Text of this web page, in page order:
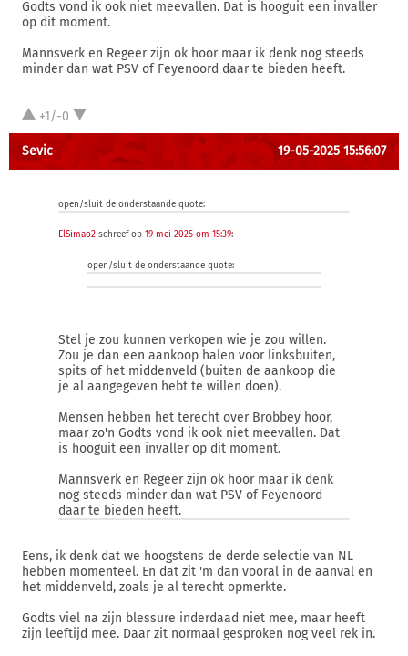
Godts vond ik ook niet meevallen. Dat is hooguit een invaller
op dit moment.
Mannsverk en Regeer zijn ok hoor maar ik denk nog steeds
minder dan wat PSV of Feyenoord daar te bieden heeft.
+1/-0
Sevic 19-05-2025 15:56:07
open/sluit de onderstaande quote:
ElSimao2 schreef op 19 mei 2025 om 15:39:
open/sluit de onderstaande quote:
Stel je zou kunnen verkopen wie je zou willen.
Zou je dan een aankoop halen voor linksbuiten,
spits of het middenveld (buiten de aankoop die
je al aangegeven hebt te willen doen).
Mensen hebben het terecht over Brobbey hoor,
maar zo'n Godts vond ik ook niet meevallen. Dat
is hooguit een invaller op dit moment.
Mannsverk en Regeer zijn ok hoor maar ik denk
nog steeds minder dan wat PSV of Feyenoord
daar te bieden heeft.
Eens, ik denk dat we hoogstens de derde selectie van NL
hebben momenteel. En dat zit 'm dan vooral in de aanval en
het middenveld, zoals je al terecht opmerkte.
Godts viel na zijn blessure inderdaad niet mee, maar heeft
zijn leeftijd mee. Daar zit normaal gesproken nog veel rek in.